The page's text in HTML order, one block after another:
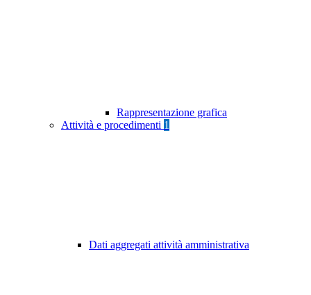
Rappresentazione grafica
Attività e procedimenti 1
Dati aggregati attività amministrativa